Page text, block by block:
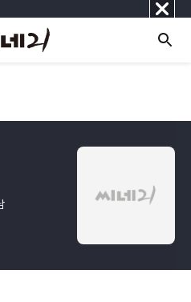
닫
기